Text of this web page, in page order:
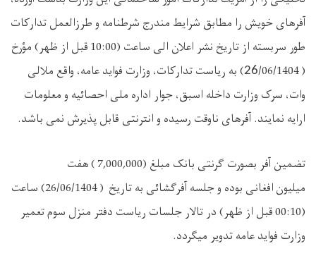
آفرهای خویش را مطابق شرایط مندرج شرطنامه و طرزالعمل تدارکات
طور سربسته از تاریخ نشر اعلان الی ساعت (10:00 قبل از ظهر) مؤرخ
(
26/06/1404) به ریاست تدارکات، وزارت فواید عامه، واقع ملالی
وات، سرک وزارت داخله اسبق، جوار اداره ملی احصائیه و معلومات
ارایه نمایند. آفرهای ناوقت رسیده و انترنتی قابل پذیرش نمی باشد.
تضمین آفر بصورت گرنتی بانک مبلغ (7,000,000) هفت
میلیون افغانی بوده و جلسه آفرگشائی به تاریخ (
26/06/1404
) ساعت
(00:10 قبل از ظهر) در تالار جلسات ریاست دفتر منزل سوم تعمیر
وزارت فواید عامه تدویر میگردد.